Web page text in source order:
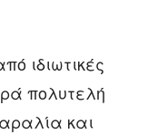
ιδιωτικές
πολυτελή
και